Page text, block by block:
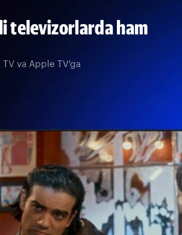
televizorlarda ham
va Apple TV'ga